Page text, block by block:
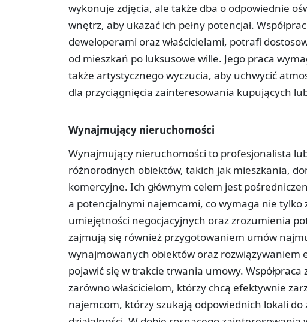
wykonuje zdjęcia, ale także dba o odpowiednie
wnętrz, aby ukazać ich pełny potencjał.
deweloperami oraz właścicielami, potrafi
od mieszkań po luksusowe wille. Jego praca
także artystycznego wyczucia, aby uchwycić
dla przyciągnięcia zainteresowania kupujących
Wynajmujący nieruchomości
Wynajmujący nieruchomości to profesjonalista
różnorodnych obiektów, takich jak mieszkania,
komercyjne. Ich głównym celem jest
a potencjalnymi najemcami, co wymaga nie
umiejętności negocjacyjnych oraz zrozumienia
zajmują się również przygotowaniem umów
wynajmowanych obiektów oraz
pojawić się w trakcie trwania umowy.
zarówno właścicielom, którzy chcą efektywnie
najemcom, którzy szukają odpowiednich lokali